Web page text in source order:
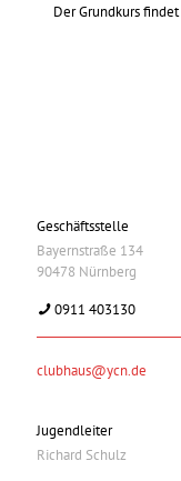
Der Grundkurs findet
Geschäftsstelle
Bayernstraße 134
90478 Nürnberg
0911 403130
clubhaus@ycn.de
Jugendleiter
Richard Schulz